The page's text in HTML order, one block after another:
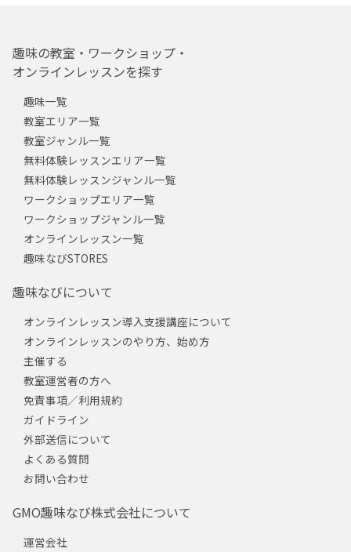
趣味の教室・ワークショップ・
オンラインレッスンを探す
趣味一覧
教室エリア一覧
教室ジャンル一覧
無料体験レッスンエリア一覧
無料体験レッスンジャンル一覧
ワークショップエリア一覧
ワークショップジャンル一覧
オンラインレッスン一覧
趣味なびSTORES
趣味なびについて
オンラインレッスン導入支援講座について
オンラインレッスンのやり方、始め方
主催する
教室運営者の方へ
免責事項／利用規約
ガイドライン
外部送信について
よくある質問
お問い合わせ
GMO趣味なび株式会社について
運営会社